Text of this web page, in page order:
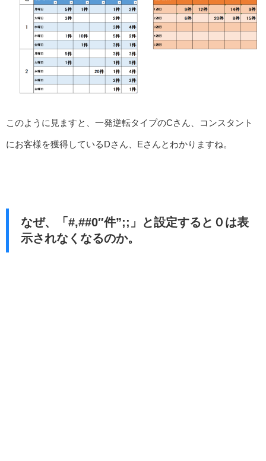
このように見ますと、一発逆転タイプのCさん、コンスタント
にお客様を獲得しているDさん、Eさんとわかりますね。
なぜ、「#,##0″件”;;」と設定すると０は表
示されなくなるのか。